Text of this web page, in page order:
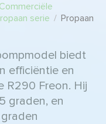
Commerciële
serie / Propaan
biedt
efficiëntie en
R290 Freon. Hij
graden, en